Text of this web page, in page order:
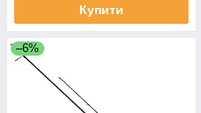
Купити
–6%